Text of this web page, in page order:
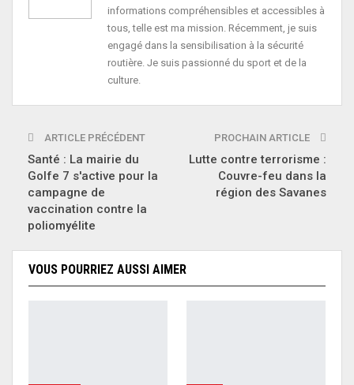
informations compréhensibles et accessibles à
tous, telle est ma mission. Récemment, je suis
engagé dans la sensibilisation à la sécurité
routière. Je suis passionné du sport et de la
culture.
ARTICLE PRÉCÉDENT
Santé : La mairie du
Golfe 7 s'active pour la
campagne de
vaccination contre la
poliomyélite
PROCHAIN ARTICLE
Lutte contre terrorisme :
Couvre-feu dans la
région des Savanes
VOUS POURRIEZ AUSSI AIMER